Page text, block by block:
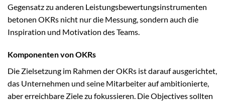
Gegensatz zu anderen Leistungsbewertungsinstrumenten
betonen OKRs nicht nur die Messung, sondern auch die
Inspiration und Motivation des Teams.
Komponenten von OKRs
Die Zielsetzung im Rahmen der OKRs ist darauf ausgerichtet,
das Unternehmen und seine Mitarbeiter auf ambitionierte,
aber erreichbare Ziele zu fokussieren. Die Objectives sollten